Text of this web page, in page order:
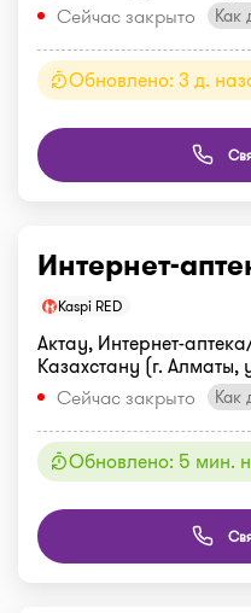
Сейчас закрыто
Как
Обновлено: 3 д.
Интернет-
Kaspi RED
Актау, Интернет-
Казахстану (г.
Сейчас закрыто
Как
Обновлено: 5 мин.